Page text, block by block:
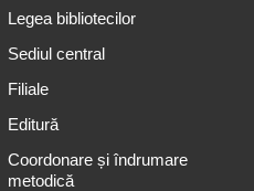
Legea bibliotecilor
Sediul central
Filiale
Editură
Coordonare și îndrumare
metodică